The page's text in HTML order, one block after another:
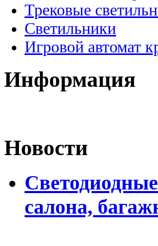
Трековые
Светильники
Игровой автомат
Информация
Новости
салона,